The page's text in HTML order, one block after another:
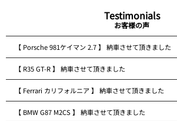
Testimonials
お客様の声
【 Porsche 981ケイマン 2.7 】 納車させて頂きました
【 R35 GT-R 】 納車させて頂きました
【 Ferrari カリフォルニア 】 納車させて頂きました
【 BMW G87 M2CS 】 納車させて頂きました